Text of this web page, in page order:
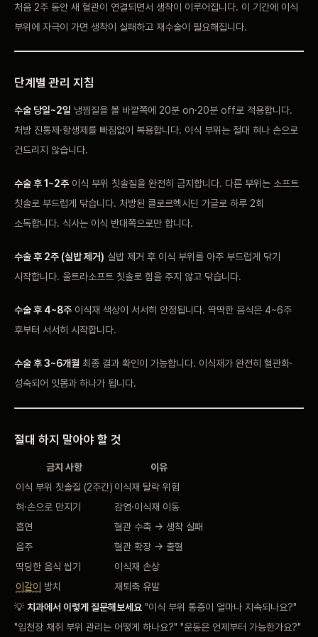
처음 2주 동안 새 혈관이 연결되면서 생착이 이루어집니다. 이 기간에 이식
부위에 자극이 가면 생착이 실패하고 재수술이 필요해집니다.
단계별 관리 지침
수술 당일~2일 냉찜질을 볼 바깥쪽에 20분 on·20분 off로 적용합니다.
처방 진통제·항생제를 빠짐없이 복용합니다. 이식 부위는 절대 혀나 손으로
건드리지 않습니다.
수술 후 1~2주 이식 부위 칫솔질을 완전히 금지합니다. 다른 부위는 소프트
칫솔로 부드럽게 닦습니다. 처방된 클로르헥시딘 가글로 하루 2회
소독합니다. 식사는 이식 반대쪽으로만 합니다.
수술 후 2주 (실밥 제거) 실밥 제거 후 이식 부위를 아주 부드럽게 닦기
시작합니다. 울트라소프트 칫솔로 힘을 주지 않고 닦습니다.
수술 후 4~8주 이식재 색상이 서서히 안정됩니다. 딱딱한 음식은 4~6주
후부터 서서히 시작합니다.
수술 후 3~6개월 최종 결과 확인이 가능합니다. 이식재가 완전히 혈관화·
성숙되어 잇몸과 하나가 됩니다.
절대 하지 말아야 할 것
금지 사항
이유
이식 부위 칫솔질 (2주간) 이식재 탈락 위험
혀·손으로 만지기
감염·이식재 이동
흡연
혈관 수축 → 생착 실패
음주
혈관 확장 → 출혈
딱딩한 음식 씹기
이식재 손상
이갈이
방치
재퇴축 유발
💡 치과에서 이렇게 질문해보세요 "이식 부위 통증이 얼마나 지속되나요?"
"입천장 채취 부위 관리는 어떻게 하나요?" "운동은 언제부터 가능한가요?"